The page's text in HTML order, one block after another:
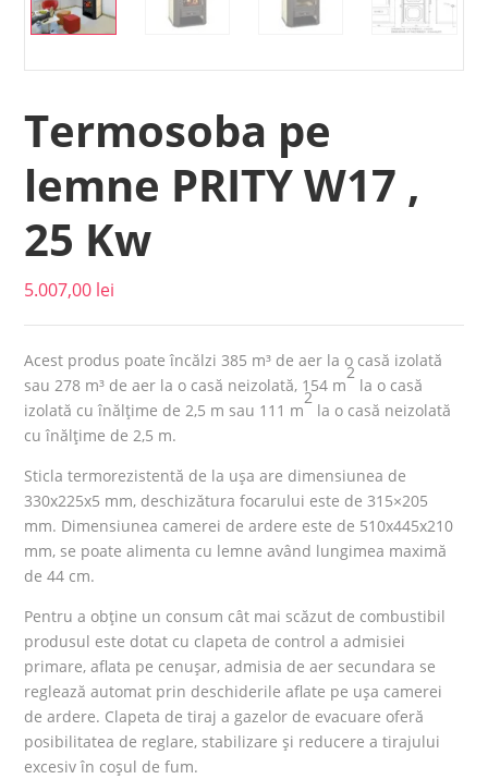
Termosoba pe
lemne PRITY W17 ,
25 Kw
5.007,00 lei
Acest produs poate încălzi 385 m³ de aer la o casă izolată
sau 278 m³ de aer la o casă neizolată, 154 m
2
la o casă
izolată cu înălțime de 2,5 m sau 111 m
2
la o casă neizolată
cu înălțime de 2,5 m.
Sticla termorezistentă de la ușa are dimensiunea de
330x225x5 mm, deschizătura focarului este de 315×205
mm. Dimensiunea camerei de ardere este de 510x445x210
mm, se poate alimenta cu lemne având lungimea maximă
de 44 cm.
Pentru a obține un consum cât mai scăzut de combustibil
produsul este dotat cu clapeta de control a admisiei
primare, aflata pe cenușar, admisia de aer secundara se
reglează automat prin deschiderile aflate pe ușa camerei
de ardere. Clapeta de tiraj a gazelor de evacuare oferă
posibilitatea de reglare, stabilizare și reducere a tirajului
excesiv în coșul de fum.